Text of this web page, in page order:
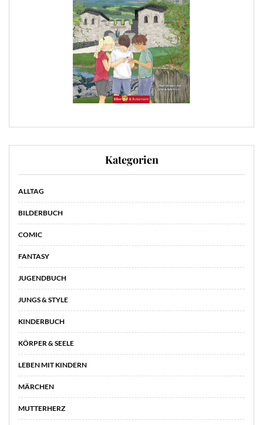
Kategorien
ALLTAG
BILDERBUCH
COMIC
FANTASY
JUGENDBUCH
JUNGS & STYLE
KINDERBUCH
KÖRPER & SEELE
LEBEN MIT KINDERN
MÄRCHEN
MUTTERHERZ